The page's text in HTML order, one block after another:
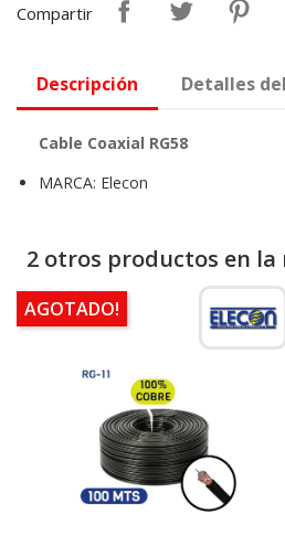
Compartir
Descripción Detalles
Cable Coaxial RG58
MARCA: Elecon
2 otros productos en la
AGOTADO!